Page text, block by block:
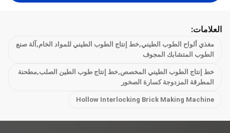
العلامات:
مغذي ألواح الطوب الطيني,خط إنتاج الطوب الطيني للمواد الخام,آلة صنع
الطوب المتشابك المجوف
خط إنتاج الطوب الطيني المخصص,خط إنتاج طوب الطين الصلب,مطحنة
المطرقة المزدوجة كسارة الصخور
Hollow Interlocking Brick Making Machine